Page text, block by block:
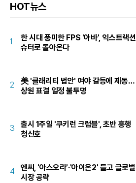
HOT뉴스
1
한 시대 풍미한 FPS '아바', 익스트랙션
슈터로 돌아온다
2
美 '클래리티 법안' 여야 갈등에 제동…
상원 표결 일정 불투명
3
출시 1주일 '쿠키런 크럼블', 초반 흥행
청신호
4
엔씨, '아스오라'·'아이온2' 들고 글로벌
시장 공략